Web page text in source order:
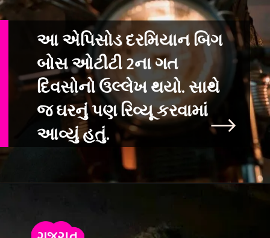
આ એપિસોડ દરમિયાન બિગ
બોસ ઓટીટી 2ના ગત
દિવસોનો ઉલ્લેખ થયો. સાથે
જ ઘરનુંપણ રિવ્યૂ કરવામાં